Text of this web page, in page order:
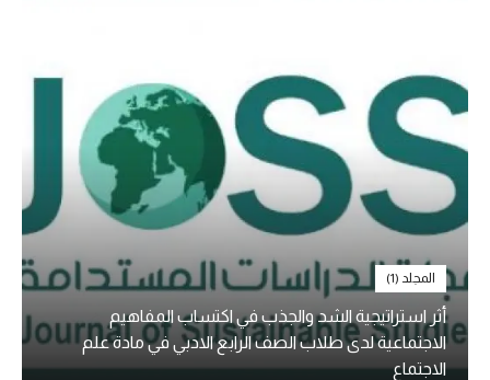
المجلد (1)
أثر استراتيجية الشد والجذب في اكتساب المفاهيم
الاجتماعية لدى طلاب الصف الرابع الادبي في مادة علم
الاجتماع